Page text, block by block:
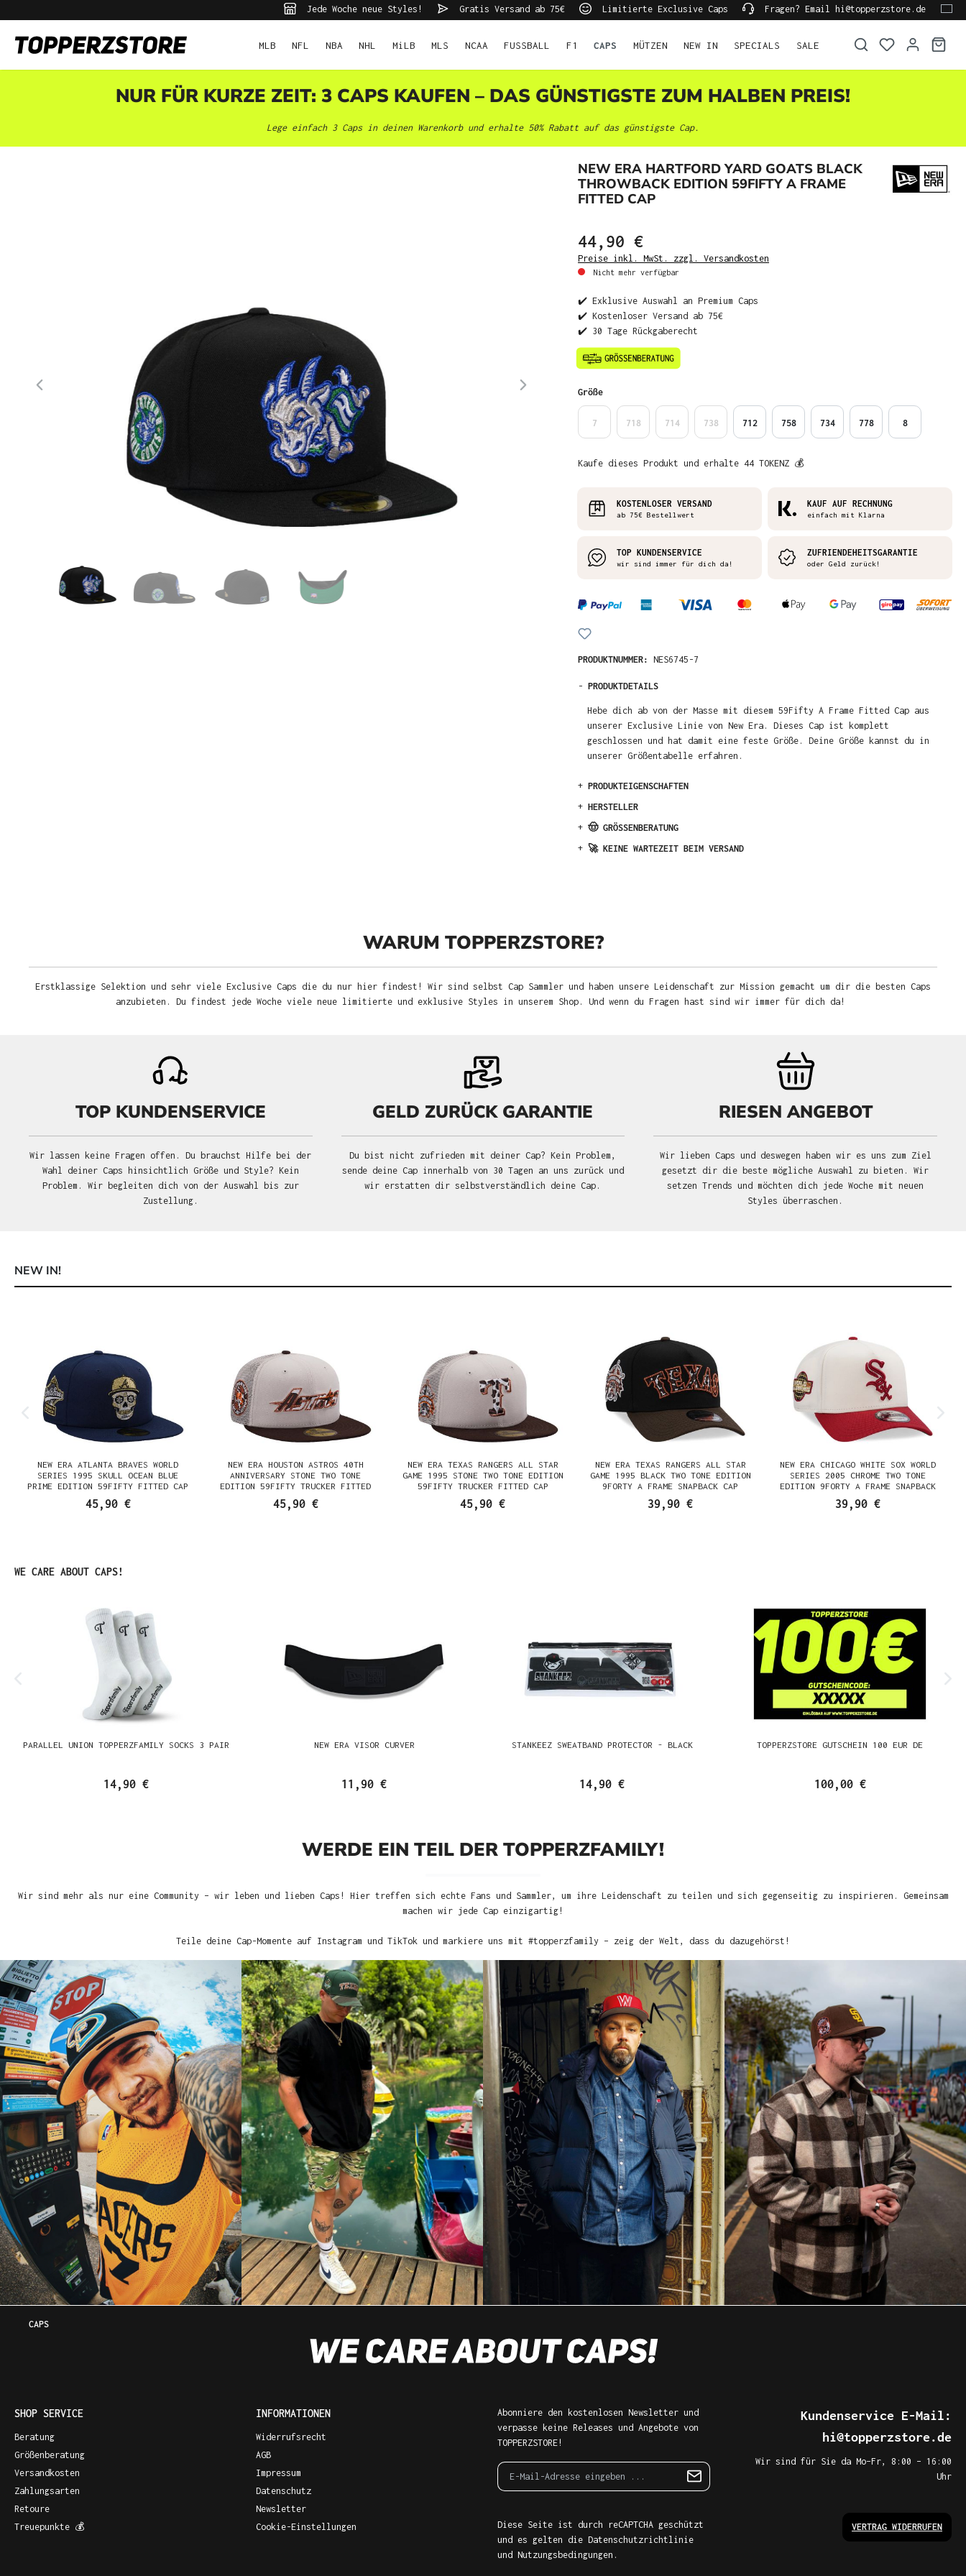
Jede Woche neue Styles! Gratis Versand ab 75€ Limitierte Exclusive Caps Fragen? Email hi@topperzstore.de
MLB NFL NBA NHL MiLB MLS NCAA FUSSBALL F1 CAPS MÜTZEN NEW IN SPECIALS SALE
NUR FÜR KURZE ZEIT: 3 CAPS KAUFEN – DAS GÜNSTIGSTE ZUM HALBEN PREIS!
Lege einfach 3 Caps in deinen Warenkorb und erhalte 50% Rabatt auf das günstigste Cap.
NEW ERA HARTFORD YARD GOATS BLACK
THROWBACK EDITION 59FIFTY A FRAME
FITTED CAP
44,90 €
Preise inkl. MwSt. zzgl. Versandkosten
Nicht mehr verfügbar
✔️ Exklusive Auswahl an Premium Caps
✔️ Kostenloser Versand ab 75€
✔️ 30 Tage Rückgaberecht
Größeauswählen
7 718 714 738 712 758 734 778 8
Kaufe dieses Produkt und erhalte 44 TOKENZ 💰
KOSTENLOSER VERSAND
ab 75€ Bestellwert
KAUF AUF RECHNUNG
einfach mit Klarna
TOP KUNDENSERVICE
wir sind immer für dich da!
ZUFRIENDEHEITSGARANTIE
oder Geld zurück!
PRODUKTNUMMER: NES6745-7
- PRODUKTDETAILS
Hebe dich ab von der Masse mit diesem 59Fifty A Frame Fitted Cap aus
unserer Exclusive Linie von New Era. Dieses Cap ist komplett
geschlossen und hat damit eine feste Größe. Deine Größe kannst du in
unserer Größentabelle erfahren.
+ PRODUKTEIGENSCHAFTEN
+ HERSTELLER
+ 🤠 GRÖSSENBERATUNG
+ 🚀 KEINE WARTEZEIT BEIM VERSAND
WARUM TOPPERZSTORE?
Erstklassige Selektion und sehr viele Exclusive Caps die du nur hier findest! Wir sind selbst Cap Sammler und haben unsere Leidenschaft zur Mission gemacht um dir die besten Caps
anzubieten. Du findest jede Woche viele neue limitierte und exklusive Styles in unserem Shop. Und wenn du Fragen hast sind wir immer für dich da!
TOP KUNDENSERVICE
Wir lassen keine Fragen offen. Du brauchst Hilfe bei der
Wahl deiner Caps hinsichtlich Größe und Style? Kein
Problem. Wir begleiten dich von der Auswahl bis zur
Zustellung.
GELD ZURÜCK GARANTIE
Du bist nicht zufrieden mit deiner Cap? Kein Problem,
sende deine Cap innerhalb von 30 Tagen an uns zurück und
wir erstatten dir selbstverständlich deine Cap.
RIESEN ANGEBOT
Wir lieben Caps und deswegen haben wir es uns zum Ziel
gesetzt dir die beste mögliche Auswahl zu bieten. Wir
setzen Trends und möchten dich jede Woche mit neuen
Styles überraschen.
NEW IN!
NEW ERA ATLANTA BRAVES WORLD
SERIES 1995 SKULL OCEAN BLUE
PRIME EDITION 59FIFTY FITTED CAP
45,90 €
NEW ERA HOUSTON ASTROS 40TH
ANNIVERSARY STONE TWO TONE
EDITION 59FIFTY TRUCKER FITTED
CAP
45,90 €
NEW ERA TEXAS RANGERS ALL STAR
GAME 1995 STONE TWO TONE EDITION
59FIFTY TRUCKER FITTED CAP
45,90 €
NEW ERA TEXAS RANGERS ALL STAR
GAME 1995 BLACK TWO TONE EDITION
9FORTY A FRAME SNAPBACK CAP
39,90 €
NEW ERA CHICAGO WHITE SOX WORLD
SERIES 2005 CHROME TWO TONE
EDITION 9FORTY A FRAME SNAPBACK
CAP
39,90 €
Produktgalerie überspringen
WE CARE ABOUT CAPS!
PARALLEL UNION TOPPERZFAMILY SOCKS 3 PAIR
14,90 €
NEW ERA VISOR CURVER
11,90 €
STANKEEZ SWEATBAND PROTECTOR - BLACK
14,90 €
TOPPERZSTORE GUTSCHEIN 100 EUR DE
100,00 €
WERDE EIN TEIL DER TOPPERZFAMILY!
Wir sind mehr als nur eine Community – wir leben und lieben Caps! Hier treffen sich echte Fans und Sammler, um ihre Leidenschaft zu teilen und sich gegenseitig zu inspirieren. Gemeinsam
machen wir jede Cap einzigartig!
Teile deine Cap-Momente auf Instagram und TikTok und markiere uns mit #topperzfamily – zeig der Welt, dass du dazugehörst!
CAPS
SHOP SERVICE
Beratung
Größenberatung
Versandkosten
Zahlungsarten
Retoure
Treuepunkte 💰
INFORMATIONEN
Widerrufsrecht
AGB
Impressum
Datenschutz
Newsletter
Cookie-Einstellungen
Abonniere den kostenlosen Newsletter und
verpasse keine Releases und Angebote von
TOPPERZSTORE!
Diese Seite ist durch reCAPTCHA geschützt
und es gelten die Datenschutzrichtlinie
und Nutzungsbedingungen .
Kundenservice E-Mail:
hi@topperzstore.de
Wir sind für Sie da Mo–Fr, 8:00 – 16:00
Uhr
VERTRAG WIDERRUFEN